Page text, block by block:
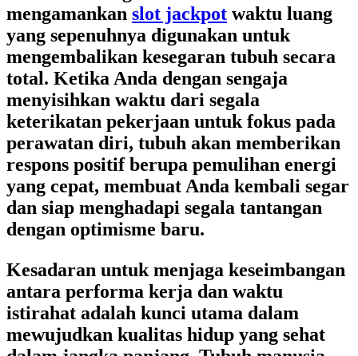
mengamankan slot jackpot waktu luang
yang sepenuhnya digunakan untuk
mengembalikan kesegaran tubuh secara
total. Ketika Anda dengan sengaja
menyisihkan waktu dari segala
keterikatan pekerjaan untuk fokus pada
perawatan diri, tubuh akan memberikan
respons positif berupa pemulihan energi
yang cepat, membuat Anda kembali segar
dan siap menghadapi segala tantangan
dengan optimisme baru.
Kesadaran untuk menjaga keseimbangan
antara performa kerja dan waktu
istirahat adalah kunci utama dalam
mewujudkan kualitas hidup yang sehat